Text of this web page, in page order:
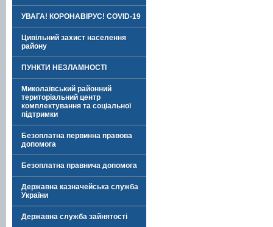
УВАГА! КОРОНАВІРУС! COVID-19
Цивільний захист населення
району
ПУНКТИ НЕЗЛАМНОСТІ
Миколаївський районний
територіальний центр
комплектування та соціальної
підтримки
Безоплатна первинна правова
допомога
Безоплатна правнича допомога
Державна казначейська служба
України
Державна служба зайнятості